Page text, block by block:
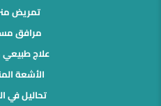
تمريض
مرافق
علاج طبيعي
الأشعة
تحاليل في